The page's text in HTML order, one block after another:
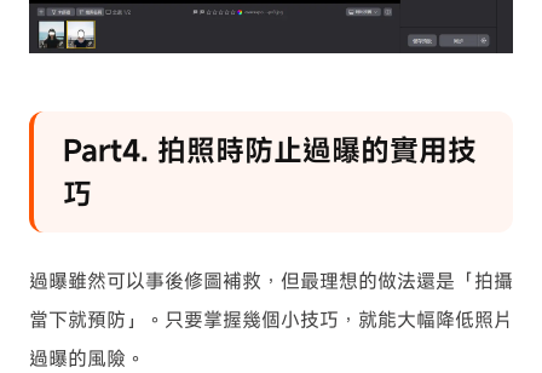
Part4. 拍照時防止過曝的實用技
巧
過曝雖然可以事後修圖補救，但最理想的做法還是「拍攝
當下就預防」。只要掌握幾個小技巧，就能大幅降低照片
過曝的風險。